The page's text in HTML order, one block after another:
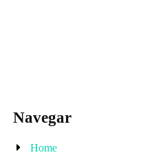
Navegar
Home